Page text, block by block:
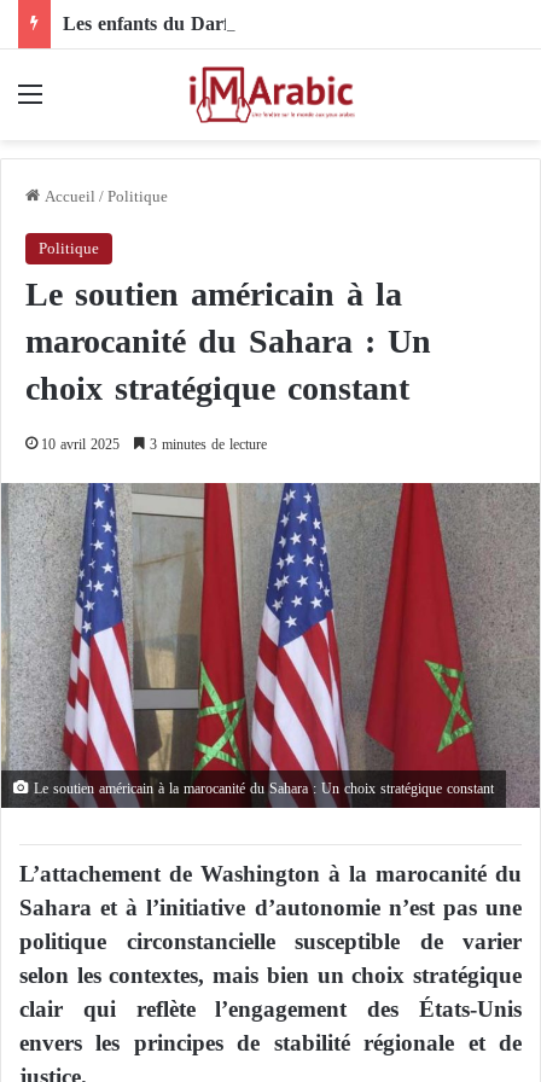
Accueil/Politique
Politique
Le soutien américain à la
marocanité du Sahara : Un
choix stratégique constant
10 avril 2025 3 minutes de lecture
Le soutien américain à la marocanité du Sahara : Un choix stratégique constant
L’attachement de Washington à la marocanité du
Sahara et à l’initiative d’autonomie n’est pas une
politique circonstancielle susceptible de varier
selon les contextes, mais bien un choix stratégique
clair qui reflète l’engagement des États-Unis
envers les principes de stabilité régionale et de